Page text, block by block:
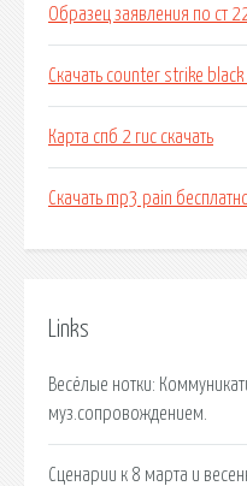
Образец заявления по ст
Скачать counter strike
Карта спб 2 гис скачать
Скачать mp3 pain
Links
Весёлые нотки:
муз.сопровождением.
Сценарии к 8 марта и